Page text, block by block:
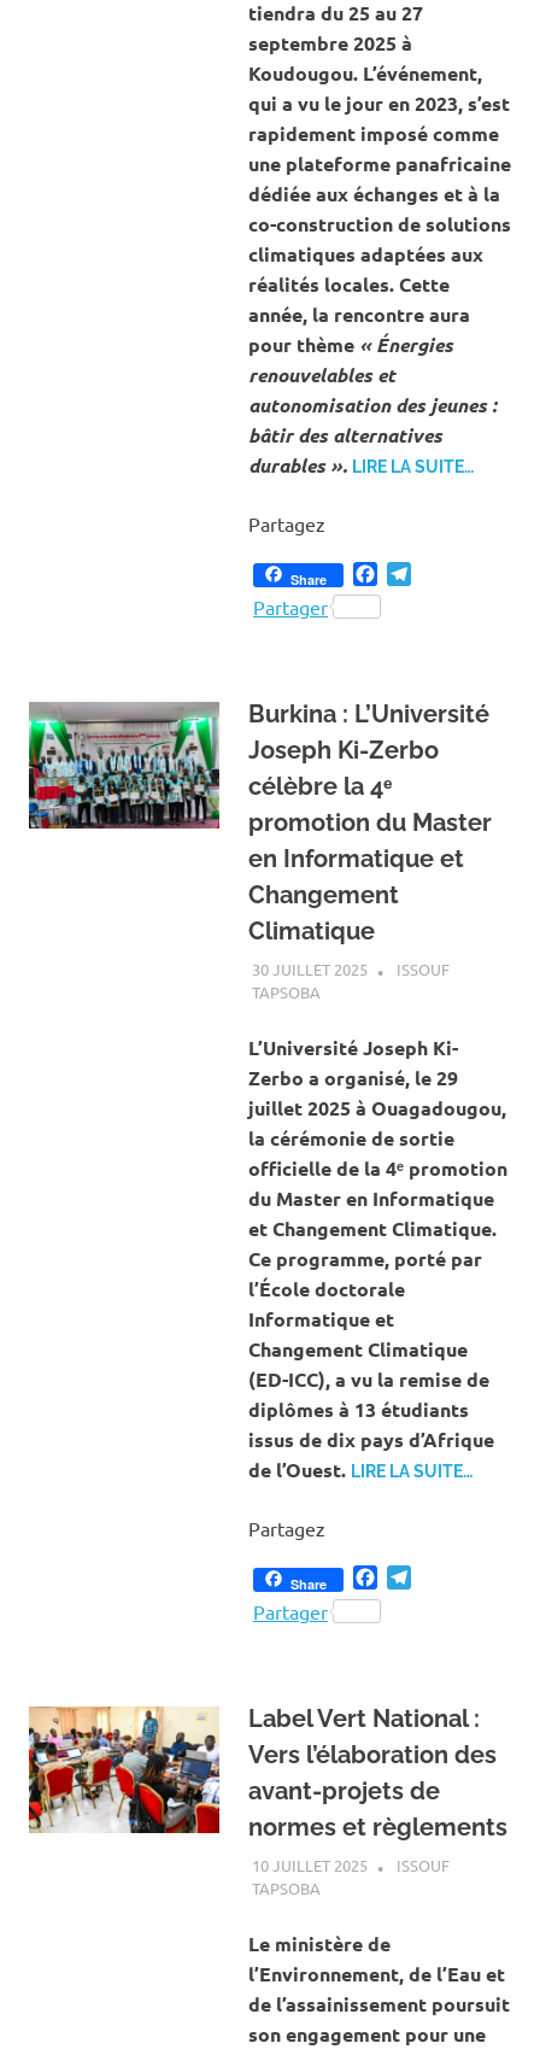
tiendra du 25 au 27
septembre 2025 à
Koudougou. L’événement,
qui a vu le jour en 2023, s’est
rapidement imposé comme
une plateforme panafricaine
dédiée aux échanges et à la
co-construction de solutions
climatiques adaptées aux
réalités locales. Cette
année, la rencontre aura
pour thème « Énergies
renouvelables et
autonomisation des jeunes :
bâtir des alternatives
durables ». LIRE LA SUITE…
Partagez
Share Facebook
Partager
Burkina : L’Université
Joseph Ki-Zerbo
célèbre la 4ᵉ
promotion du Master
en Informatique et
Changement
Climatique
30 JUILLET 2025
ISSOUF
TAPSOBA
ENVIRONNEMENT
L’Université Joseph Ki-
Zerbo a organisé, le 29
juillet 2025 à Ouagadougou,
la cérémonie de sortie
officielle de la 4ᵉ promotion
du Master en Informatique
et Changement Climatique.
Ce programme, porté par
l’École doctorale
Informatique et
Changement Climatique
(ED-ICC), a vu la remise de
diplômes à 13 étudiants
issus de dix pays d’Afrique
de l’Ouest. LIRE LA SUITE…
Partagez
Share Facebook
Partager
Label Vert National :
Vers l’élaboration des
avant-projets de
normes et règlements
10 JUILLET 2025
ISSOUF
TAPSOBA
Le ministère de
l’Environnement, de l’Eau et
de l’assainissement poursuit
son engagement pour une